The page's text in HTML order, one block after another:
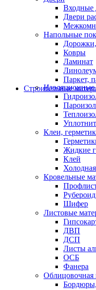
Входные
Двери
Напольные
Ковры
Ламинат
Паркет,
Строительные
Изоляционные
Клеи,
Жидкие
Клей
Кровельные
Рубероид
Шифер
Листовые
ДВП
ДСП
Листы
ОСБ
Фанера
Облицовочная
Бордюры,